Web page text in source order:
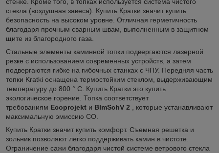
стенке. Кроме того, в топках используется система чистого
стекла (воздушная завеса). Купить Кратки значит купить
безопасность на высоком уровне. Отличная герметичность
благодаря прочным сварным швам, выполненным в защитном
щите из благородного газа.
Стальные элементы каминной топки подвергаются лазерной
резке с использованием современных устройств, а затем
подвергаются гибке на гибочных станках с ЧПУ. Передняя часть
топки Kratki оснащена термостойким стеклом, выдерживающим
температуру до 800 ° С. Купить Кратки это купить
экологическое горение. Топка соответствует
требованиям Ecoprojekt и BImSchV 2 , которые устанавливают
максимальную эмиссию CO.
Купить Кратки значит купить комфорт. Съемная решетка и
зольник позволяют легко поддерживать камин в чистоте.
Ограничение сажи благодаря чистой системе ветрового стекла